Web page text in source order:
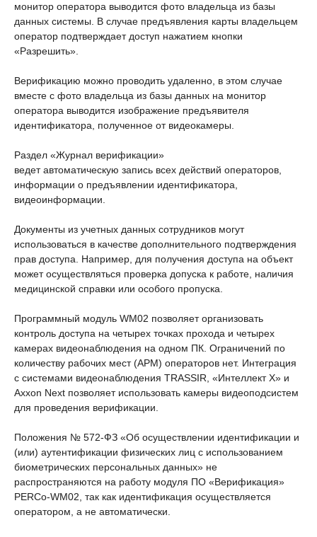
монитор оператора выводится фото владельца из базы
данных системы. В случае предъявления карты владельцем
оператор подтверждает доступ нажатием кнопки
«Разрешить».
Верификацию можно проводить удаленно, в этом случае
вместе с фото владельца из базы данных на монитор
оператора выводится изображение предъявителя
идентификатора, полученное от видеокамеры.
Раздел «Журнал верификации»
ведет автоматическую запись всех действий операторов,
информации о предъявлении идентификатора,
видеоинформации.
Документы из учетных данных сотрудников могут
использоваться в качестве дополнительного подтверждения
прав доступа. Например, для получения доступа на объект
может осуществляться проверка допуска к работе, наличия
медицинской справки или особого пропуска.
Программный модуль WM02 позволяет организовать
контроль доступа на четырех точках прохода и четырех
камерах видеонаблюдения на одном ПК. Ограничений по
количеству рабочих мест (АРМ) операторов нет. Интеграция
с системами видеонаблюдения TRASSIR, «Интеллект X» и
Axxon Next позволяет использовать камеры видеоподсистем
для проведения верификации.
Положения № 572-ФЗ «Об осуществлении идентификации и
(или) аутентификации физических лиц с использованием
биометрических персональных данных» не
распространяются на работу модуля ПО «Верификация»
PERCo-WM02, так как идентификация осуществляется
оператором, а не автоматически.